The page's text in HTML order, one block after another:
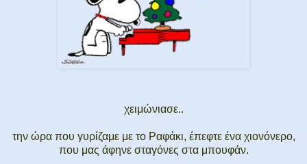
χειμώνιασε..
την ώρα που γυρίζαμε με το Ραφάκι, έπεφτε ένα χιονόνερο,
που μας άφηνε σταγόνες στα μπουφάν.